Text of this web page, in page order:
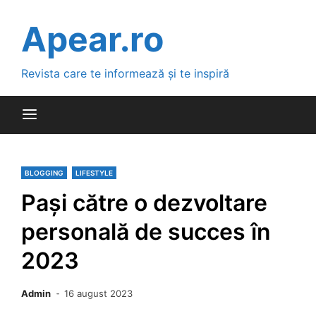
contentApear.ro
Revista care te informează și te inspiră
BLOGGING LIFESTYLE
Pași către o dezvoltare
personală de succes în
2023
Admin 16 august 2023